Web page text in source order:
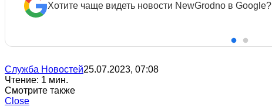
Хотите чаще видеть новости NewGrodno в Google?
Служба Новостей25.07.2023, 07:08
Чтение: 1 мин.
Смотрите также
Close